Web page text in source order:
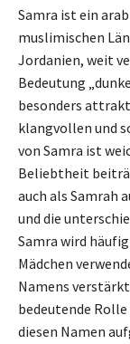
Samra ist ein
muslimischen
Jordanien, weit
Bedeutung
besonders
klangvollen und
von Samra ist
Beliebtheit
auch als Samrah
und die
Samra wird
Mädchen
Namens
bedeutende
diesen Namen